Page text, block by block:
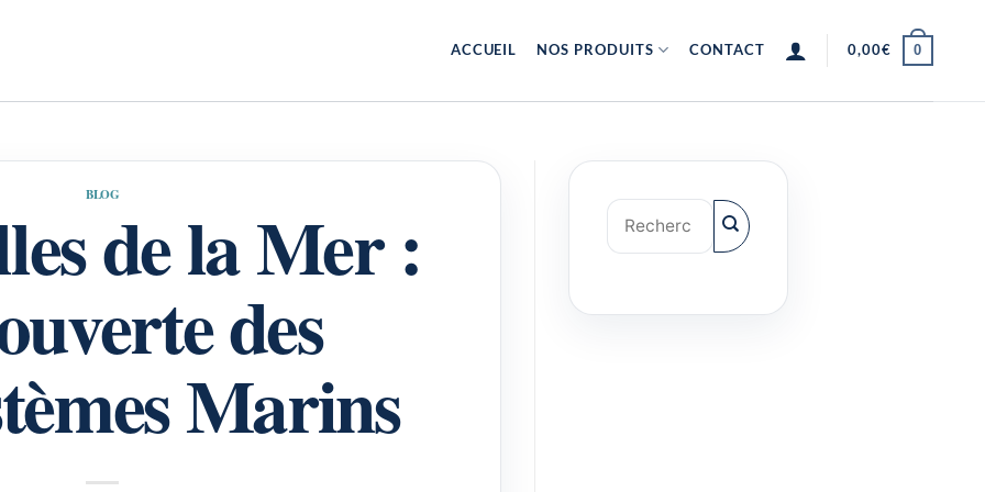
ACCUEIL NOS PRODUITS CONTACT 0,00€ 0
BLOGde la Mer :
des
Marins